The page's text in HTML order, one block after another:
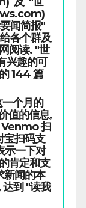
闻简报"
各个群及
阅读. "世
兴趣的可
144 篇
个月的
值的信息,
Venmo 扫
宝扫码支
示一下对
肯定和支
新闻的本
达到 "读我